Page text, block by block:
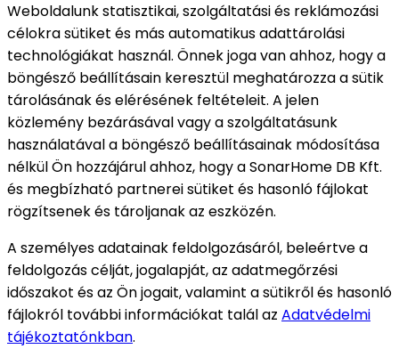
Weboldalunk statisztikai, szolgáltatási és reklámozási
célokra sütiket és más automatikus adattárolási
technológiákat használ. Önnek joga van ahhoz, hogy a
böngésző beállításain keresztül meghatározza a sütik
tárolásának és elérésének feltételeit. A jelen
közlemény bezárásával vagy a szolgáltatásunk
használatával a böngésző beállításainak módosítása
nélkül Ön hozzájárul ahhoz, hogy a SonarHome DB Kft.
és megbízható partnerei sütiket és hasonló fájlokat
rögzítsenek és tároljanak az eszközén.
A személyes adatainak feldolgozásáról, beleértve a
feldolgozás célját, jogalapját, az adatmegőrzési
időszakot és az Ön jogait, valamint a sütikről és hasonló
fájlokról további információkat talál az Adatvédelmi
tájékoztatónkban.